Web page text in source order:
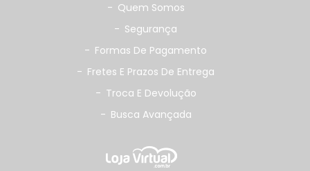
- Quem Somos
- Segurança
- Formas De Pagamento
- Fretes E Prazos De Entrega
- Troca E Devolução
- Busca Avançada